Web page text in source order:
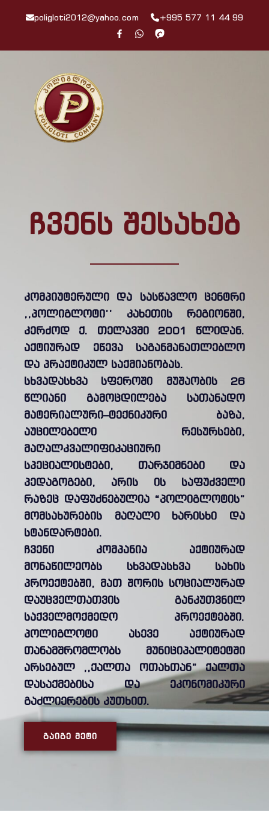
poligloti2012@yahoo.com +995 577 11 44 99
ჩვენს შესახებ
კომპიუტერული და სასწავლო ცენტრი
,,პოლიგლოტი’’ კახეთის რეგიონში,
კერძოდ ქ. თელავში 2001 წლიდან.
აქტიურად ეწევა საგანმანათლებლო
და პრაქტიკულ საქმიანობას.
სხვადასხვა სფეროში მუშაობის 26
წლიანი გამოცდილება სათანადო
მატერიალური–ტექნიკური ბაზა,
აუცილებელი რესურსები,
მაღალკვალიფიკაციური
სპეციალისტები, თარჯიმნები და
პედაგოგები, არის ის საფუძველი
რაზეც დაფუძნებულია “პოლიგლოტის”
მომსახურების მაღალი ხარისხი და
სტანდარტები.
ჩვენი კომპანია აქტიურად
მონაწილეობს სხვადასხვა სახის
პროექტებში, მათ შორის სოციალურად
დაუცველთათვის განკუთვნილ
საქველმოქმედო პროექტებში.
პოლიგლოტი ასევე აქტიურად
თანამშრომლობს მუნიციპალიტეტში
არსებულ ,,ქალთა ოთახთან” ქალთა
დასაქმებისა და ეკონომიკური
გაძლიერების კუთხით.
ᲒᲐᲘᲒᲔ ᲛᲔᲢᲘ